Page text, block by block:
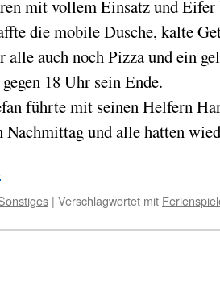
mit vollem Einsatz und Eifer
die mobile Dusche, kalte
alle auch noch Pizza und ein
18 Uhr sein Ende.
führte mit seinen Helfern
Nachmittag und alle hatten
| Verschlagwortet mit